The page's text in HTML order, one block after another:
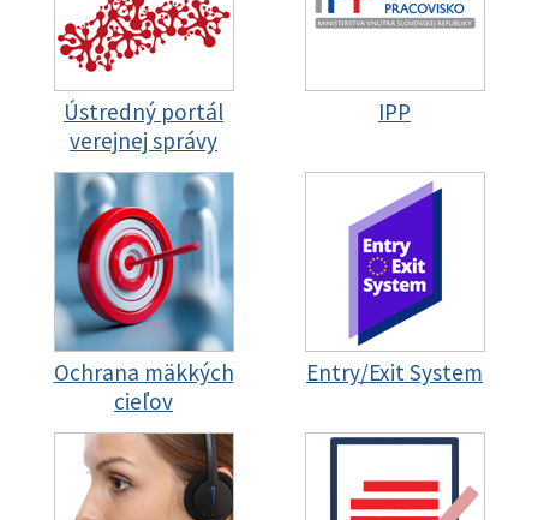
Ústredný portál
verejnej správy
IPP
Ochrana mäkkých
cieľov
Entry/Exit System